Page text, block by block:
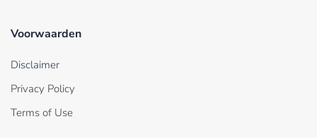
Voorwaarden
Disclaimer
Privacy Policy
Terms of Use